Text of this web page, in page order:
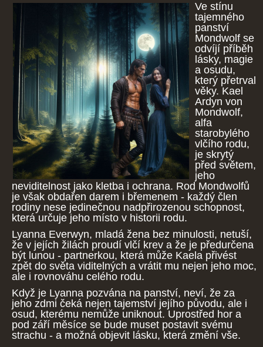
Ve stínu
tajemného
panství
Mondwolf se
odvíjí příběh
lásky, magie
a osudu,
který přetrval
věky. Kael
Ardyn von
Mondwolf,
alfa
starobylého
vlčího rodu,
je skrytý
před světem,
jeho
neviditelnost jako kletba i ochrana. Rod Mondwolfů
je však obdařen darem i břemenem - každý člen
rodiny nese jedinečnou nadpřirozenou schopnost,
která určuje jeho místo v historii rodu.
Lyanna Everwyn, mladá žena bez minulosti, netuší,
že v jejích žilách proudí vlčí krev a že je předurčena
být lunou - partnerkou, která může Kaela přivést
zpět do světa viditelných a vrátit mu nejen jeho moc,
ale i rovnováhu celého rodu.
Když je Lyanna pozvána na panství, neví, že za
jeho zdmi čeká nejen tajemství jejího původu, ale i
osud, kterému nemůže uniknout. Uprostřed hor a
pod září měsíce se bude muset postavit svému
strachu - a možná objevit lásku, která změní vše.